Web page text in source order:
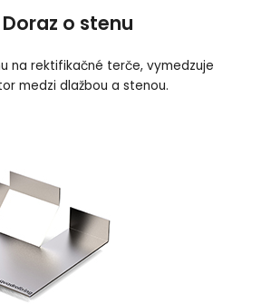
Doraz o stenu
na rektifikačné terče, vymedzuje
medzi dlažbou a stenou.